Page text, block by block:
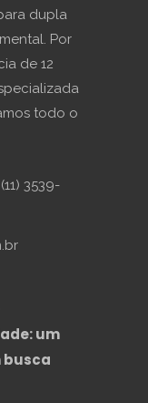
dupla
Por
de 12
todo o
3539-
um
busca